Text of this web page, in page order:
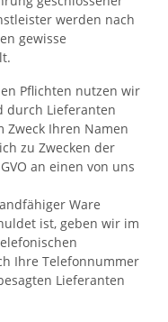
werden nach
gewisse
Pflichten nutzen wir
durch Lieferanten
Zweck Ihren Namen
zu Zwecken der
an einen von uns
Ware
ist, geben wir im
Ihre Telefonnummer
Lieferanten